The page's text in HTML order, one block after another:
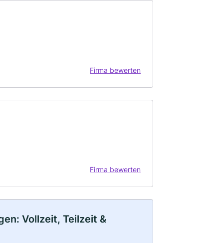
Firma bewerten
Firma bewerten
Vollzeit, Teilzeit &